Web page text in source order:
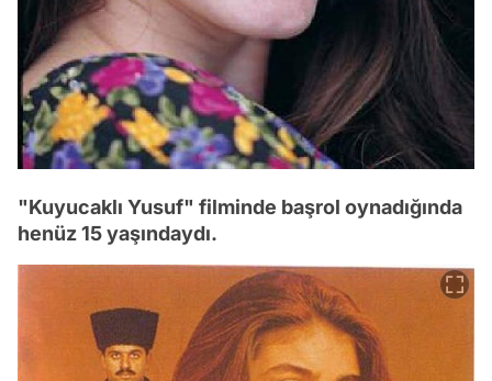
"Kuyucaklı Yusuf" filminde başrol oynadığında
henüz 15 yaşındaydı.